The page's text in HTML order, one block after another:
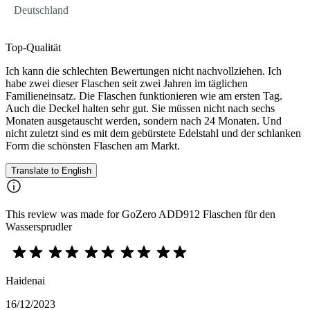
Deutschland
Top-Qualität
Ich kann die schlechten Bewertungen nicht nachvollziehen. Ich
habe zwei dieser Flaschen seit zwei Jahren im täglichen
Familieneinsatz. Die Flaschen funktionieren wie am ersten Tag.
Auch die Deckel halten sehr gut. Sie müssen nicht nach sechs
Monaten ausgetauscht werden, sondern nach 24 Monaten. Und
nicht zuletzt sind es mit dem gebürstete Edelstahl und der schlanken
Form die schönsten Flaschen am Markt.
Translate to English
This review was made for GoZero ADD912 Flaschen für den
Wassersprudler
Haidenai
16/12/2023